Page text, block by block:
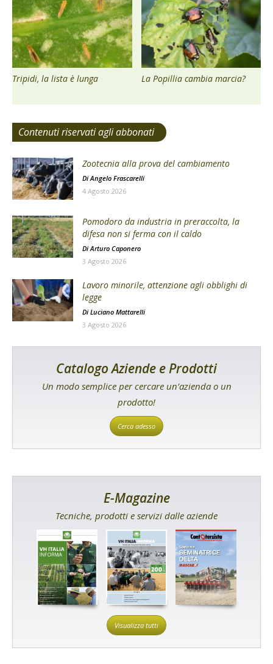
Tripidi, la lista è lunga La Popillia cambia marcia?
Contenuti riservati agli abbonati
Zootecnia alla prova del cambiamento
DiAngelo Frascarelli
4 Agosto 2026
Pomodoro da industria in preraccolta, la
difesa non si ferma con il caldo
Di Arturo Caponero
3 Agosto 2026
Lavoro minorile, attenzione agli obblighi di
legge
Di Luciano Mattarelli
3 Agosto 2026
Catalogo Aziende e Prodotti
Un modo semplice per cercare un’azienda o un
prodotto!
Cerca adesso
E-Magazine
Tecniche, prodotti e servizi dalle aziende
Visualizza tutti